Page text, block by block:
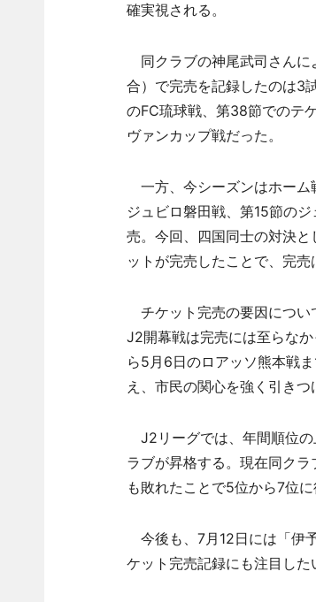
確実視される。
同クラブの神尾武司さんに
合）で完売を記録したのは3
のFC琉球戦、第38節でのテ
ヴァンカップ戦だった。
一方、今シーズンはホーム
ジュビロ磐田戦、第15節の
売。今回、四国同士の対決
ットが完売したことで、完売
チケット完売の要因につい
J2開幕戦は完売には至らな
ら5月6日のロアッソ熊本戦
え、市民の関心を強く引きつ
J2リーグでは、年間順位の
ラブが昇格する。現在同ク
も敗れたことで5位から7位
今後も、7月12日には「伊
ケット完売記録にも注目した